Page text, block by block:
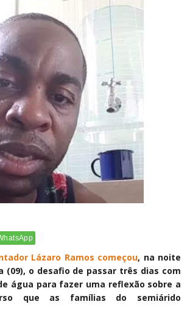
Lázaro Ramos começou, na noite
(09), o desafio de passar três dias com
água para fazer uma reflexão sobre a
que as famílias do semiárido